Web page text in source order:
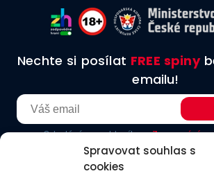
Spravovat souhlas s
cookies
Nechte si posílat FREE spiny
emailu!
Odesláním souhlasíte seZpracování